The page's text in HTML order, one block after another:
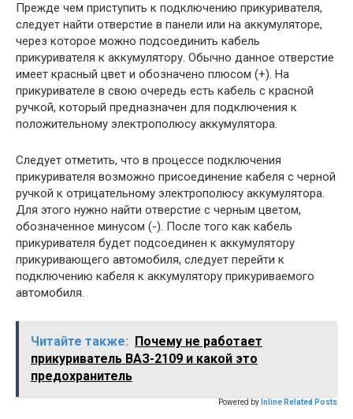
Прежде чем приступить к подключению прикуривателя,
следует найти отверстие в панели или на аккумуляторе,
через которое можно подсоединить кабель
прикуривателя к аккумулятору. Обычно данное отверстие
имеет красный цвет и обозначено плюсом (+). На
прикуривателе в свою очередь есть кабель с красной
ручкой, который предназначен для подключения к
положительному электрополюсу аккумулятора.
Следует отметить, что в процессе подключения
прикуривателя возможно присоединение кабеля с черной
ручкой к отрицательному электрополюсу аккумулятора.
Для этого нужно найти отверстие с черным цветом,
обозначенное минусом (-). После того как кабель
прикуривателя будет подсоединен к аккумулятору
прикуривающего автомобиля, следует перейти к
подключению кабеля к аккумулятору прикуриваемого
автомобиля.
Читайте также: Почему не работает
прикуриватель ВАЗ-2109 и какой это
предохранитель
Powered by Inline Related Posts